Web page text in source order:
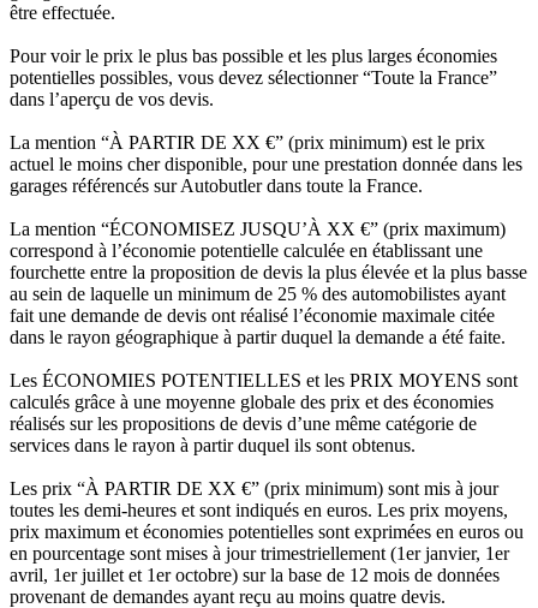
être effectuée.
Pour voir le prix le plus bas possible et les plus larges économies
potentielles possibles, vous devez sélectionner “Toute la France”
dans l’aperçu de vos devis.
La mention “À PARTIR DE XX €” (prix minimum) est le prix
actuel le moins cher disponible, pour une prestation donnée dans les
garages référencés sur Autobutler dans toute la France.
La mention “ÉCONOMISEZ JUSQU’À XX €” (prix maximum)
correspond à l’économie potentielle calculée en établissant une
fourchette entre la proposition de devis la plus élevée et la plus basse
au sein de laquelle un minimum de 25 % des automobilistes ayant
fait une demande de devis ont réalisé l’économie maximale citée
dans le rayon géographique à partir duquel la demande a été faite.
Les ÉCONOMIES POTENTIELLES et les PRIX MOYENS sont
calculés grâce à une moyenne globale des prix et des économies
réalisés sur les propositions de devis d’une même catégorie de
services dans le rayon à partir duquel ils sont obtenus.
Les prix “À PARTIR DE XX €” (prix minimum) sont mis à jour
toutes les demi-heures et sont indiqués en euros. Les prix moyens,
prix maximum et économies potentielles sont exprimées en euros ou
en pourcentage sont mises à jour trimestriellement (1er janvier, 1er
avril, 1er juillet et 1er octobre) sur la base de 12 mois de données
provenant de demandes ayant reçu au moins quatre devis.